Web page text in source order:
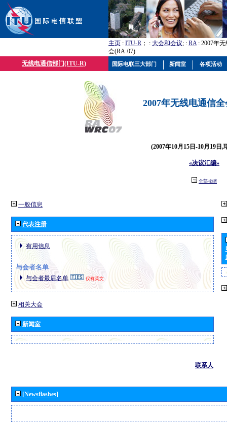
主页 : ITU-R ； : 大会和会议; : RA: 2007年
会(RA-07)
无线电通信部门(ITU-R)
2007年无线电通信
(2007年10月15日-10月19日,
«决议汇编»
全部收缩
一般信息
代表注册
有用信息
与会者名单
与会者最后名单 仅有英文
相关大会
新闻室
联系人
[Newsflashes]
国际电联三大部门 新闻室 各项活动